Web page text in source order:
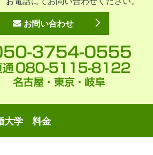
お問い合わせ
大学 料金